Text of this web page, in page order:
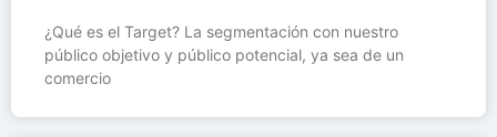
¿Qué es el Target? La segmentación con nuestro
público objetivo y público potencial, ya sea de un
comercio